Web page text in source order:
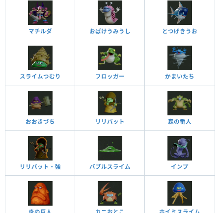
マチルダ おばけうみうし とつげきうお
スライムつむり フロッガー かまいたち
おおきづち リリパット 森の番人
リリパット・強 バブルスライム インプ